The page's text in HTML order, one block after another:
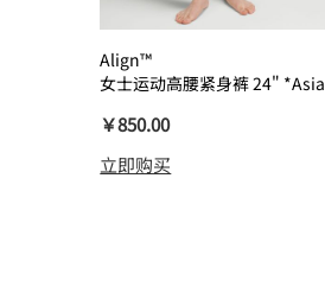
Align™
女士运动高腰紧身裤 24" *Asia
￥850.00
立即购买